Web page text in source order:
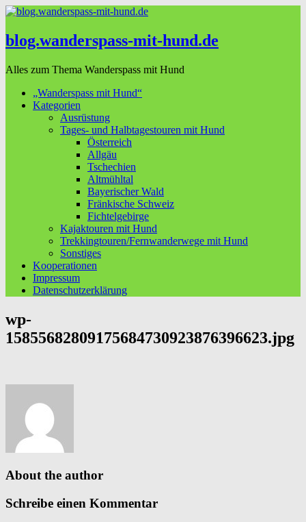
blog.wanderspass-mit-hund.de
Alles zum Thema Wanderspass mit Hund
„Wanderspass mit Hund“
Kategorien
Ausrüstung
Tages- und Halbtagestouren mit Hund
Österreich
Allgäu
Tschechien
Altmühltal
Bayerischer Wald
Fränkische Schweiz
Fichtelgebirge
Kajaktouren mit Hund
Trekkingtouren/Fernwanderwege mit Hund
Sonstiges
Kooperationen
Impressum
Datenschutzerklärung
wp-
15855682809175684730923876396623.jpg
About the author
Schreibe einen Kommentar